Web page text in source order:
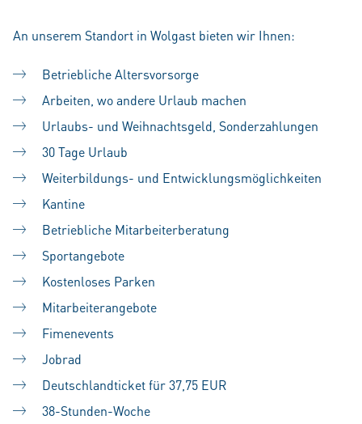
An unserem Standort in Wolgast bieten wir Ihnen:
Betriebliche Altersvorsorge
Arbeiten, wo andere Urlaub machen
Urlaubs- und Weihnachtsgeld, Sonderzahlungen
30 Tage Urlaub
Weiterbildungs- und Entwicklungsmöglichkeiten
Kantine
Betriebliche Mitarbeiterberatung
Sportangebote
Kostenloses Parken
Mitarbeiterangebote
Fimenevents
Jobrad
Deutschlandticket für 37,75 EUR
38-Stunden-Woche